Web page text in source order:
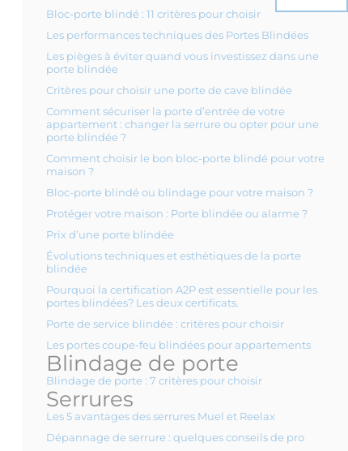
Bloc-porte blindé : 11 critères pour choisir
Les performances techniques des Portes Blindées
Les pièges à éviter quand vous investissez dans une
porte blindée
Critères pour choisir une porte de cave blindée
Comment sécuriser la porte d’entrée de votre
appartement : changer la serrure ou opter pour une
porte blindée ?
Comment choisir le bon bloc-porte blindé pour votre
maison ?
Bloc-porte blindé ou blindage pour votre maison ?
Protéger votre maison : Porte blindée ou alarme ?
Prix d’une porte blindée
Évolutions techniques et esthétiques de la porte
blindée
Pourquoi la certification A2P est essentielle pour les
portes blindées? Les deux certificats.
Porte de service blindée : critères pour choisir
Les portes coupe-feu blindées pour appartements
Blindage de porte
Blindage de porte : 7 critères pour choisir
Serrures
Les 5 avantages des serrures Muel et Reelax
Dépannage de serrure : quelques conseils de pro